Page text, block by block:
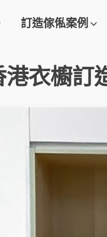
訂造傢俬案例
港衣櫥訂